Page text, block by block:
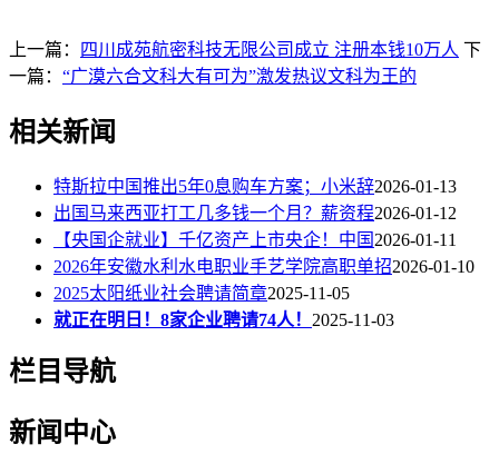
上一篇： 四川成苑航密科技无限公司成立 注册本钱10万人 下
一篇： “广漠六合文科大有可为”激发热议文科为王的
相关新闻
特斯拉中国推出5年0息购车方案；小米辞2026-01-13
出国马来西亚打工几多钱一个月？薪资程2026-01-12
【央国企就业】千亿资产上市央企！中国 2026-01-11
2026年安徽水利水电职业手艺学院高职单招2026-01-10
2025太阳纸业社会聘请简章2025-11-05
就正在明日！8家企业聘请74人！ 2025-11-03
栏目导航
新闻中心